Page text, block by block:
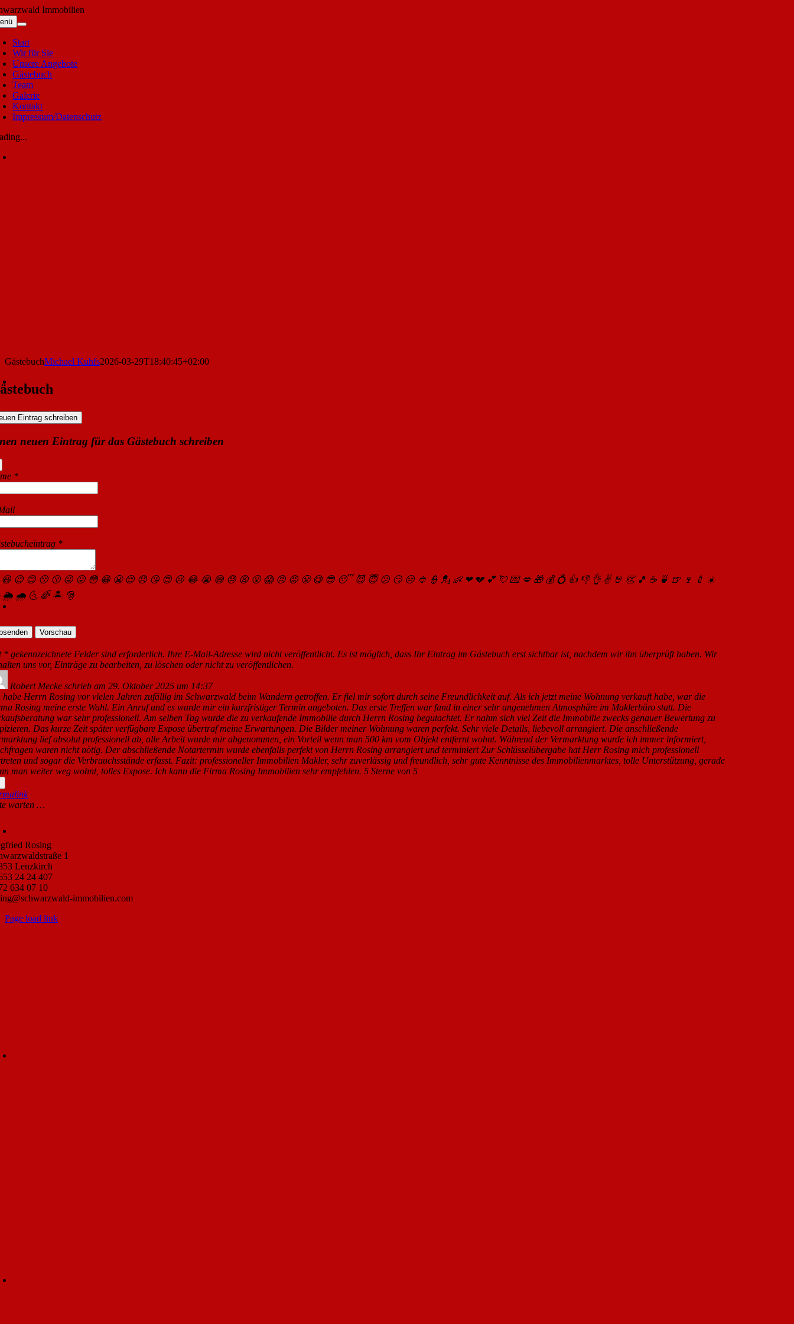
Skip
to
content
Immobilien
Start
Wir für Sie
Unsere Angebote
Gästebuch
Team
Galerie
Kontakt
Impressum/Datenschutz
GästebuchMichael Kuhfs2026-03-29T18:40:45+02:00
neuen Eintrag für das Gästebuch schreiben
*
*
😃 😉 😊 😚 😗 😜 😛 😳 😁 😬 😌 😞 😘 😍 😢 😂 😭 😅 😓 😩 😮 😱 😠 😡 😤 😋 😎 😴 😈 😇 😕 😏 😑 👲 👮 💂 👶 ❤ 💔 💕 💘 💌 💋 🎁 💰 💍 👍 👎 👌 ✌️ 🤘 👏 🎵 ☕️ 🍵 🍺 🍷 🍼 ☀️
🌦 🌧 🌜 🌈 🏝 🎅
* gekennzeichnete Felder sind erforderlich. Ihre E-Mail-Adresse wird nicht veröffentlicht. Es ist möglich, dass Ihr Eintrag im Gästebuch erst sichtbar ist, nachdem wir ihn überprüft haben. Wir
uns vor, Einträge zu bearbeiten, zu löschen oder nicht zu veröffentlichen.
Robert Meckeschrieb am 29. Oktober 2025 um 14:37
habe Herrn Rosing vor vielen Jahren zufällig im Schwarzwald beim Wandern getroffen. Er fiel mir sofort durch seine Freundlichkeit auf. Als ich jetzt meine Wohnung verkauft habe, war die
Rosing meine erste Wahl. Ein Anruf und es wurde mir ein kurzfristiger Termin angeboten. Das erste Treffen war fand in einer sehr angenehmen Atmosphäre im Maklerbüro statt. Die
war sehr professionell. Am selben Tag wurde die zu verkaufende Immobilie durch Herrn Rosing begutachtet. Er nahm sich viel Zeit die Immobilie zwecks genauer Bewertung zu
Das kurze Zeit später verfügbare Expose übertraf meine Erwartungen. Die Bilder meiner Wohnung waren perfekt. Sehr viele Details, liebevoll arrangiert. Die anschließende
lief absolut professionell ab, alle Arbeit wurde mir abgenommen, ein Vorteil wenn man 500 km vom Objekt entfernt wohnt. Während der Vermarktung wurde ich immer informiert,
waren nicht nötig. Der abschließende Notartermin wurde ebenfalls perfekt von Herrn Rosing arrangiert und terminiert Zur Schlüsselübergabe hat Herr Rosing mich professionell
und sogar die Verbrauchsstände erfasst. Fazit: professioneller Immobilien Makler, sehr zuverlässig und freundlich, sehr gute Kenntnisse des Immobilienmarktes, tolle Unterstützung, gerade
man weiter weg wohnt, tolles Expose. Ich kann die Firma Rosing Immobilien sehr empfehlen. 5 Sterne von 5
Metabox
ein-/ausblenden.
warten …
Rosing
1
Lenzkirch
24 24 407
634 07 10
immobilien.com
Page load link